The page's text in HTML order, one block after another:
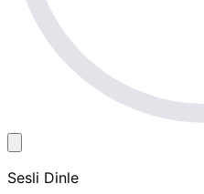
Sesli Dinle